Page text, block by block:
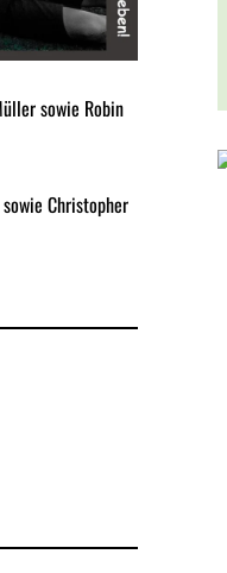
sowie Robin
Christopher